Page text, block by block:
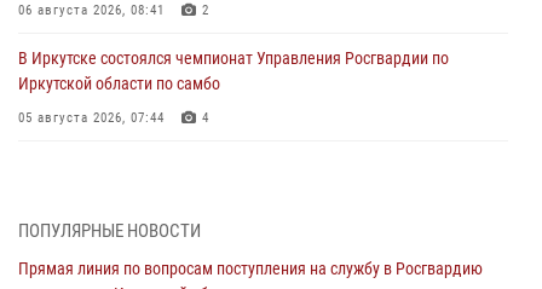
06 августа 2026, 08:41 2
В Иркутске состоялся чемпионат Управления Росгвардии по
Иркутской области по самбо
05 августа 2026, 07:44 4
04 августа 2026, 07:14 3
Росгвардейцы потушили загоревшийся автомобиль в Иркутске
ПОПУЛЯРНЫЕ НОВОСТИ
Прямая линия по вопросам поступления на службу в Росгвардию